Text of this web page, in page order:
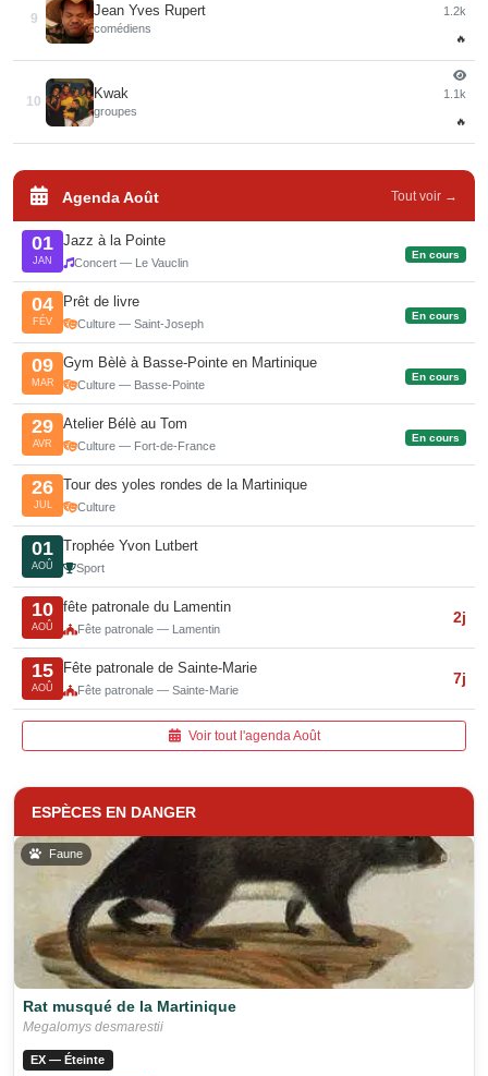
9
Jean Yves Rupert
comédiens
1.2k
🔥
10
Kwak
groupes
1.1k
🔥
Agenda Août Tout voir →
01
JAN
Jazz à la Pointe
Concert — Le Vauclin
En cours
04
FÉV
Prêt de livre
Culture — Saint-Joseph
En cours
09
MAR
Gym Bèlè à Basse-Pointe en Martinique
Culture — Basse-Pointe
En cours
29
AVR
Atelier Bélè au Tom
Culture — Fort-de-France
En cours
26
JUL
Tour des yoles rondes de la Martinique
Culture
01
AOÛ
Trophée Yvon Lutbert
Sport
10
AOÛ
fête patronale du Lamentin
Fête patronale — Lamentin
2j
15
AOÛ
Fête patronale de Sainte-Marie
Fête patronale — Sainte-Marie
7j
Voir tout l'agenda Août
ESPÈCES EN DANGER
Faune
Rat musqué de la Martinique
Megalomys desmarestii
EX — Éteinte